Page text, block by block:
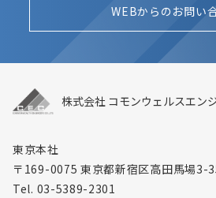
WEBからのお問い
株式会社 コモンウェルスエン
東京本社
〒169-0075 東京都新宿区高田馬場3-
Tel. 03-5389-2301